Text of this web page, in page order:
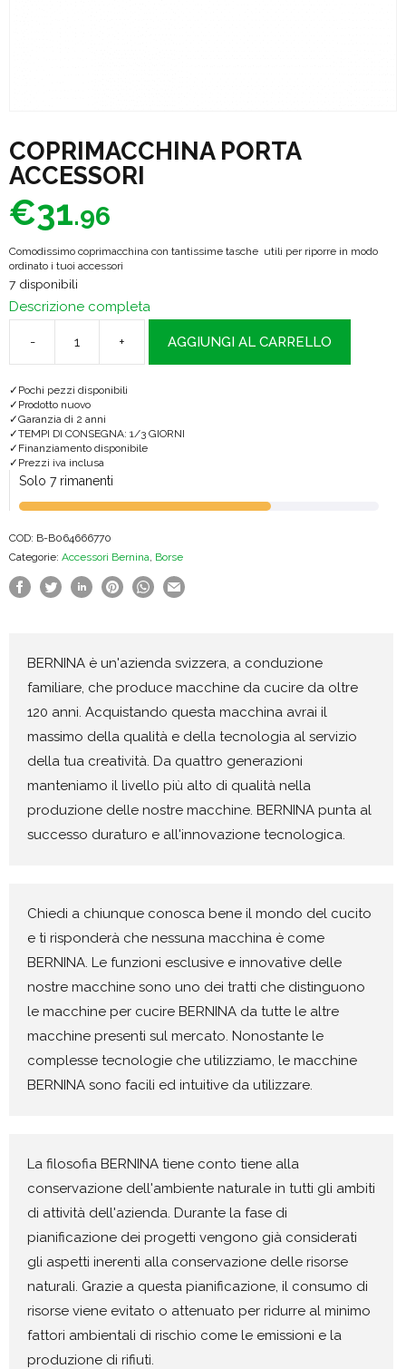
COPRIMACCHINA PORTA
ACCESSORI
€31.96
Comodissimo coprimacchina con tantissime tasche utili per riporre in modo
ordinato i tuoi accessori
7 disponibili
Descrizione completa
- + AGGIUNGI AL CARRELLO
Pochi pezzi disponibili
Prodotto nuovo
Garanzia di 2 anni
TEMPI DI CONSEGNA: 1/3 GIORNI
Finanziamento disponibile
Prezzi iva inclusa
Solo 7 rimanenti
COD: B-B064666770
Categorie: Accessori Bernina, Borse
BERNINA è un'azienda svizzera, a conduzione
familiare, che produce macchine da cucire da oltre
120 anni. Acquistando questa macchina avrai il
massimo della qualità e della tecnologia al servizio
della tua creatività. Da quattro generazioni
manteniamo il livello più alto di qualità nella
produzione delle nostre macchine. BERNINA punta al
successo duraturo e all'innovazione tecnologica.
Chiedi a chiunque conosca bene il mondo del cucito
e ti risponderà che nessuna macchina è come
BERNINA. Le funzioni esclusive e innovative delle
nostre macchine sono uno dei tratti che distinguono
le macchine per cucire BERNINA da tutte le altre
macchine presenti sul mercato. Nonostante le
complesse tecnologie che utilizziamo, le macchine
BERNINA sono facili ed intuitive da utilizzare.
La filosofia BERNINA tiene conto tiene alla
conservazione dell'ambiente naturale in tutti gli ambiti
di attività dell'azienda. Durante la fase di
pianificazione dei progetti vengono già considerati
gli aspetti inerenti alla conservazione delle risorse
naturali. Grazie a questa pianificazione, il consumo di
risorse viene evitato o attenuato per ridurre al minimo
fattori ambientali di rischio come le emissioni e la
produzione di rifiuti.